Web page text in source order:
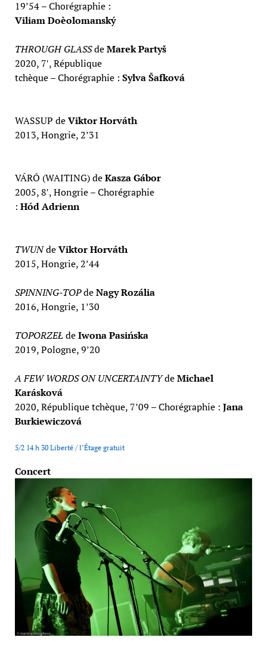
19’54 – Chorégraphie :
Viliam Doèolomanský
THROUGH GLASSdeMarek Partyš
2020, 7′, République
tchèque – Chorégraphie : Sylva Šafková
WASSUP deViktor Horváth
2013, Hongrie, 2’31
VÁRÓ (WAITING) deKasza Gábor
2005, 8′, Hongrie – Chorégraphie
: Hód Adrienn
TWUNdeViktor Horváth
2015, Hongrie, 2’44
SPINNING-TOPdeNagy Rozália
2016, Hongrie, 1’30
TOPORZEŁdeIwona Pasińska
2019, Pologne, 9’20
A FEW WORDS ON UNCERTAINTYdeMichael
Karásková
2020, République tchèque, 7’09 – Chorégraphie : Jana
Burkiewiczová
5/2 14 h 30 Liberté / l’Étage gratuit
Concert